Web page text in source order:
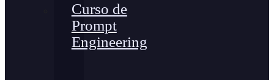
Curso de
Prompt
Engineering